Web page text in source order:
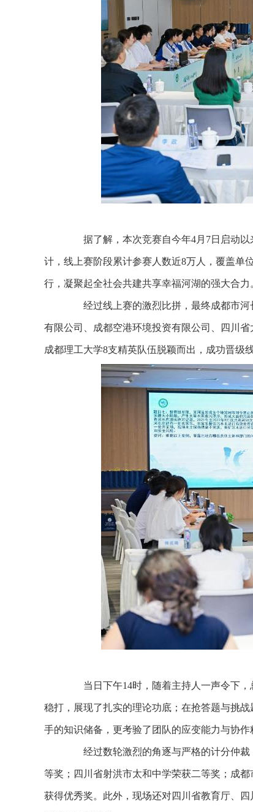
据了解，本次竞赛自今年4月7日启动以
计，线上赛阶段累计参赛人数近8万人，覆盖单
行，凝聚起全社会共建共享幸福河湖的强大合力
经过线上赛的激烈比拼，最终成都市河
有限公司、成都空港环境投资有限公司、四川
成都理工大学8支精英队伍脱颖而出，成功晋级
当日下午14时，随着主持人一声令下，
稳打，展现了扎实的理论功底；在抢答题与挑
手的知识储备，更考验了团队的应变能力与协作
经过数轮激烈的角逐与严格的计分仲裁
等奖；四川省射洪市太和中学荣获二等奖；成
获得优秀奖。此外，现场还对四川省教育厅、